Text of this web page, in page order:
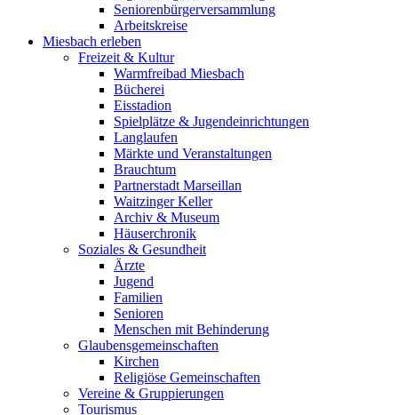
Seniorenbürgerversammlung
Arbeitskreise
Miesbach erleben
Freizeit & Kultur
Warmfreibad Miesbach
Bücherei
Eisstadion
Spielplätze & Jugendeinrichtungen
Langlaufen
Märkte und Veranstaltungen
Brauchtum
Partnerstadt Marseillan
Waitzinger Keller
Archiv & Museum
Häuserchronik
Soziales & Gesundheit
Ärzte
Jugend
Familien
Senioren
Menschen mit Behinderung
Glaubensgemeinschaften
Kirchen
Religiöse Gemeinschaften
Vereine & Gruppierungen
Tourismus